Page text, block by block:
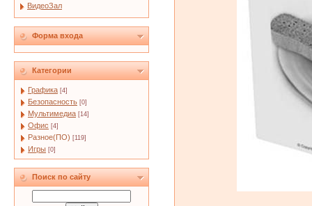
ВидеоЗал
Форма входа
Категории
Графика [4]
Безопасность [0]
Мультимедиа [14]
Офис [4]
Разное(ПО) [119]
Игры [0]
Поиск по сайту